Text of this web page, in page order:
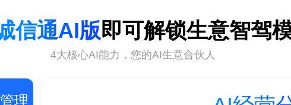
信通AI版即可解锁生意智驾
4大核心AI能力，您的AI生意合伙人
AI智能